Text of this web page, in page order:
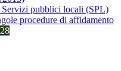
pubblici locali (SPL)
procedure di affidamento
28